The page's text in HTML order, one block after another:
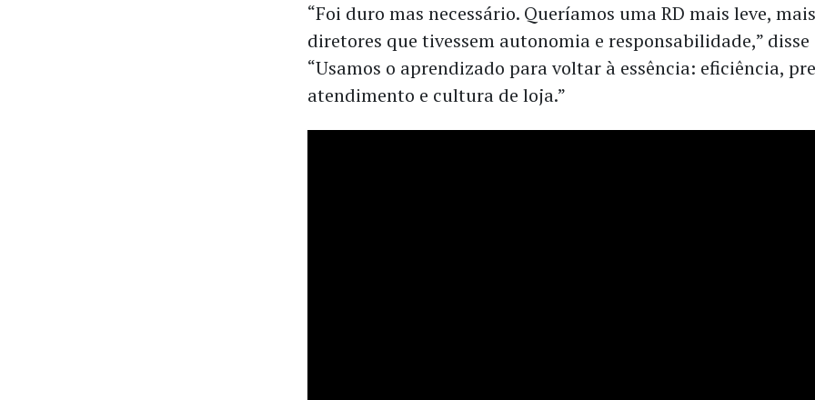
“Foi duro mas necessário. Queríamos uma RD mais leve,
diretores que tivessem autonomia e responsabilidade,” disse
“Usamos o aprendizado para voltar à essência: eficiência,
atendimento e cultura de loja.”